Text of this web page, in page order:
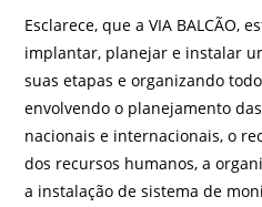
Esclarece, que a VIA BALCÃO,
implantar, planejar e instalar
suas etapas e organizando
envolvendo o planejamento
nacionais e internacionais, o
dos recursos humanos, a
a instalação de sistema de